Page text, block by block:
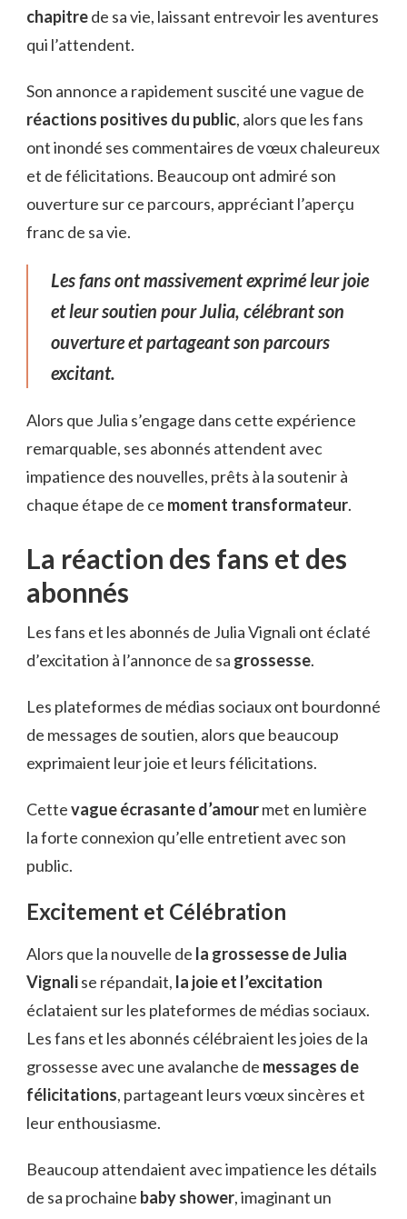
chapitrede sa vie, laissant entrevoir les aventures
qui l’attendent.
Son annonce a rapidement suscité une vague de
réactions positives du public, alors que les fans
ont inondé ses commentaires de vœux chaleureux
et de félicitations. Beaucoup ont admiré son
ouverture sur ce parcours, appréciant l’aperçu
franc de sa vie.
Les fans ont massivement exprimé leur joie
et leur soutien pour Julia, célébrant son
ouverture et partageant son parcours
excitant.
Alors que Julia s’engage dans cette expérience
remarquable, ses abonnés attendent avec
impatience des nouvelles, prêts à la soutenir à
chaque étape de ce moment transformateur.
La réaction des fans et des
abonnés
Les fans et les abonnés de Julia Vignali ont éclaté
d’excitation à l’annonce de sa grossesse.
Les plateformes de médias sociaux ont bourdonné
de messages de soutien, alors que beaucoup
exprimaient leur joie et leurs félicitations.
Cettevague écrasante d’amourmet en lumière
la forte connexion qu’elle entretient avec son
public.
Excitement et Célébration
Alors que la nouvelle de la grossesse de Julia
Vignalise répandait, la joie et l’excitation
éclataient sur les plateformes de médias sociaux.
Les fans et les abonnés célébraient les joies de la
grossesse avec une avalanche de messages de
félicitations, partageant leurs vœux sincères et
leur enthousiasme.
Beaucoup attendaient avec impatience les détails
de sa prochaine baby shower, imaginant un